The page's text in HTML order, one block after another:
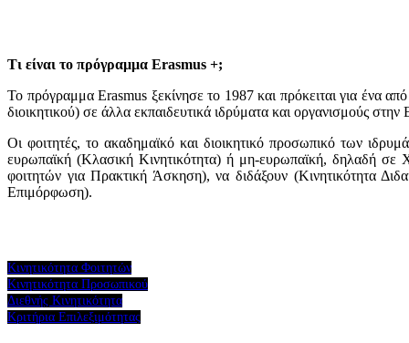
Τι είναι το πρόγραμμα Erasmus +;
To πρόγραμμα Erasmus ξεκίνησε το 1987 και πρόκειται για ένα
διοικητικού) σε άλλα εκπαιδευτικά ιδρύματα και οργανισμούς
Οι φοιτητές, το ακαδημαϊκό και διοικητικό προσωπικό των
ευρωπαϊκή (Κλασική Κινητικότητα) ή μη-ευρωπαϊκή, δηλαδή σε
φοιτητών για Πρακτική Άσκηση), να διδάξουν (Κινητικότητα
Επιμόρφωση).
Κινητικότητα Φοιτητών
Κινητικότητα Προσωπικού
Διεθνής Κινητικότητα
Κριτήρια Επιλεξιμότητας